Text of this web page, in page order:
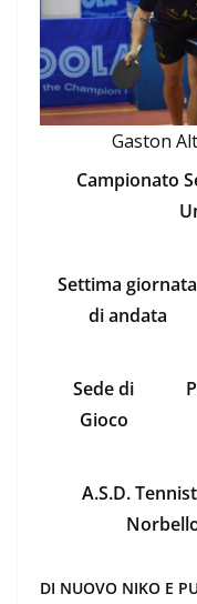
Gaston
Campionato
Settima giornata
di andata
Sede di
Gioco
A.S.D.
DI NUOVO NIKO E